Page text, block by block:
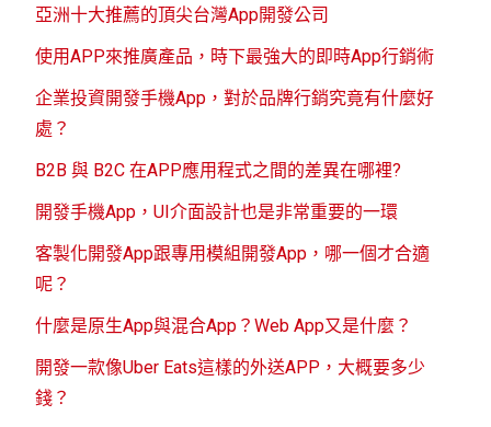
亞洲十大推薦的頂尖台灣App開發公司
使用APP來推廣產品，時下最強大的即時App行銷術
企業投資開發手機App，對於品牌行銷究竟有什麼好
處？
B2B 與 B2C 在APP應用程式之間的差異在哪裡?
開發手機App，UI介面設計也是非常重要的一環
客製化開發App跟專用模組開發App，哪一個才合適
呢？
什麼是原生App與混合App？Web App又是什麼？
開發一款像Uber Eats這樣的外送APP，大概要多少
錢？